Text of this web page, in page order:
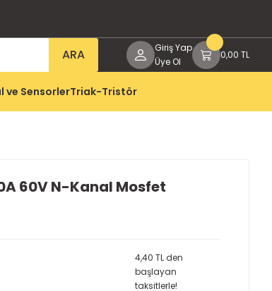
ARA
Giriş Yap
Üye Ol
0,00 TL
ve SensorlerTriak-Tristör
60V N-Kanal Mosfet
4,40 TL den
başlayan
taksitlerle!